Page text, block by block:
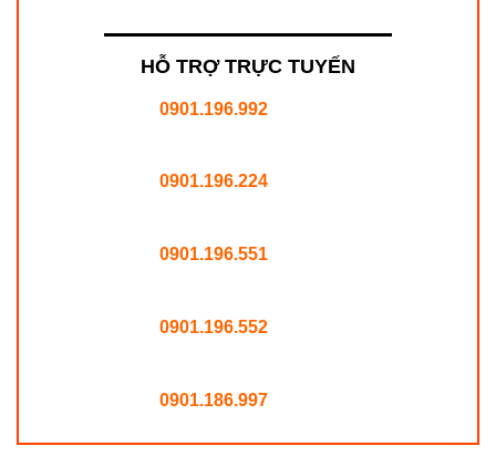
HỖ TRỢ TRỰC TUYẾN
0901.196.992
0901.196.224
0901.196.551
0901.196.552
0901.186.997